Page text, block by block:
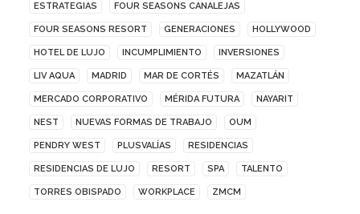
ESTRATEGIAS FOUR SEASONS CANALEJAS
FOUR SEASONS RESORT GENERACIONES HOLLYWOOD
HOTEL DE LUJO INCUMPLIMIENTO INVERSIONES
LIV AQUA MADRID MAR DE CORTÉS MAZATLÁN
MERCADO CORPORATIVO MÉRIDA FUTURA NAYARIT
NEST NUEVAS FORMAS DE TRABAJO OUM
PENDRY WEST PLUSVALÍAS RESIDENCIAS
RESIDENCIAS DE LUJO RESORT SPA TALENTO
TORRES OBISPADO WORKPLACE ZMCM